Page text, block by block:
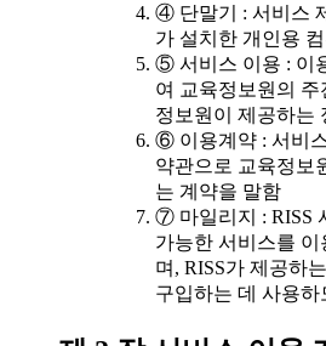
④ 단말기 : 서비스
가 설치한 개인용
⑤ 서비스 이용 : 이
여 교육정보원의
정보원이 제공하는
⑥ 이용계약 : 서비
약관으로 교육정보
는 계약을 말함
⑦ 마일리지 : RISS
가능한 서비스를 이
며, RISS가 제공하
구입하는 데 사용